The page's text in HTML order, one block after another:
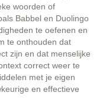
woorden of
Babbel en Duolingo
te oefenen en
te onthouden dat
zijn en dat menselijke
correct weer te
met je eigen
en effectieve